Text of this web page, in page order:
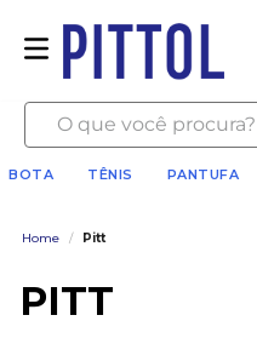
O que você procura?
BOTA TÊNIS PANTUFA
Home / Pitt
PITT